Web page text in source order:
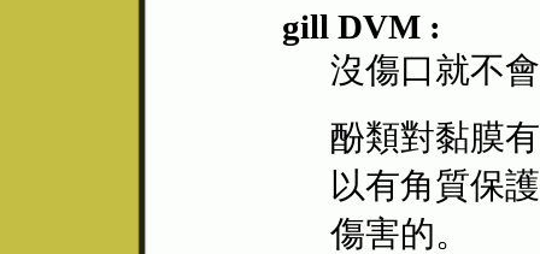
gill DVM :
沒傷口就不
酚類對黏膜
以有角質保
傷害的。